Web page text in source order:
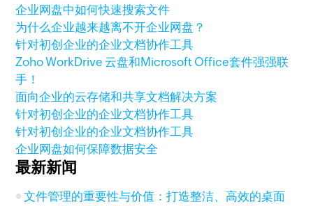
企业网盘中如何快速搜索文件
为什么企业越来越离不开企业网盘？
针对初创企业的企业文档协作工具
Zoho WorkDrive 云盘和Microsoft Office套件强强联
手！
面向企业的云存储和共享文档解决方案
针对初创企业的企业文档协作工具
针对初创企业的企业文档协作工具
企业网盘如何保障数据安全
最新新闻
文件管理的重要性与价值：打造整洁、高效的桌面